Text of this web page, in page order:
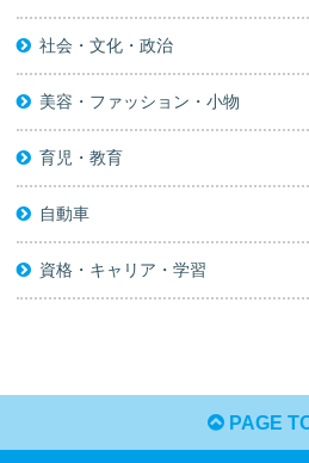
社会・文化・政治
美容・ファッション・小物
育児・教育
自動車
資格・キャリア・学習
PAGE